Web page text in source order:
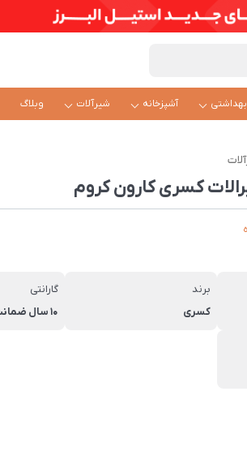
آشپزخانه شیرآلات وبلاگ
کسری کارون کروم
برند
کسری
گارانتی
10 سال ضمانت کسری